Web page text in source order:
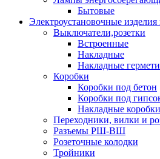
Бытовые
Электроустановочные изделия
Выключатели,розетки
Встроенные
Накладные
Накладные
Коробки
Коробки под бетон
Коробки под
Накладные коробки
Переходники, вилки и
Разъемы РШ-ВШ
Розеточные колодки
Тройники